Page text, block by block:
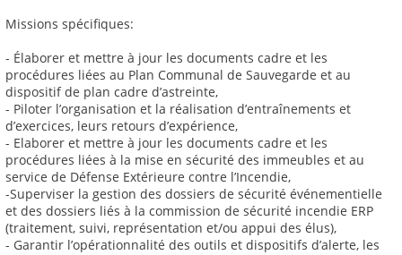
Missions spécifiques:
- Élaborer et mettre à jour les documents cadre et les
procédures liées au Plan Communal de Sauvegarde et au
dispositif de plan cadre d’astreinte,
- Piloter l’organisation et la réalisation d’entraînements et
d’exercices, leurs retours d’expérience,
- Elaborer et mettre à jour les documents cadre et les
procédures liées à la mise en sécurité des immeubles et au
service de Défense Extérieure contre l’Incendie,
-Superviser la gestion des dossiers de sécurité événementielle
et des dossiers liés à la commission de sécurité incendie ERP
(traitement, suivi, représentation et/ou appui des élus),
- Garantir l’opérationnalité des outils et dispositifs d’alerte, les